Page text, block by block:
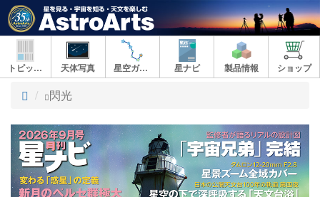
トピックス 天体写真 星空ガイド 星ナビ 製品情報 ショップ
ト
プ
閃光